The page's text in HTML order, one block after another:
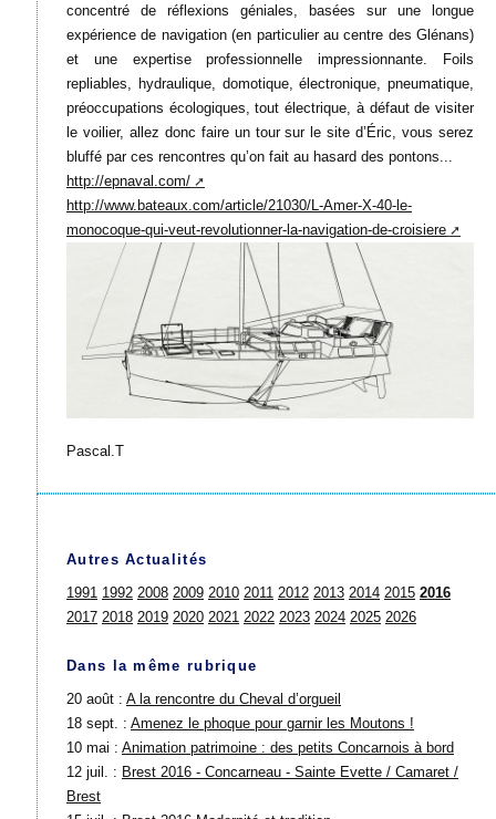
concentré de réflexions géniales, basées sur une longue
expérience de navigation (en particulier au centre des Glénans)
et une expertise professionnelle impressionnante. Foils
repliables, hydraulique, domotique, électronique, pneumatique,
préoccupations écologiques, tout électrique, à défaut de visiter
le voilier, allez donc faire un tour sur le site d’Éric, vous serez
bluffé par ces rencontres qu’on fait au hasard des pontons...
http://epnaval.com/
http://www.bateaux.com/article/21030/L-Amer-X-40-le-
monocoque-qui-veut-revolutionner-la-navigation-de-croisiere
Pascal.T
Autres Actualités
1991 1992 2008 2009 2010 2011 2012 2013 2014 2015 2016
2017 2018 2019 2020 2021 2022 2023 2024 2025 2026
Dans la même rubrique
20 août : A la rencontre du Cheval d’orgueil
18 sept. : Amenez le phoque pour garnir les Moutons !
10 mai : Animation patrimoine : des petits Concarnois à bord
12 juil. : Brest 2016 - Concarneau - Sainte Evette / Camaret /
Brest